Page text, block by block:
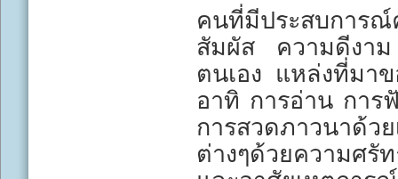
คนที่มีประสบการ
สัมผัส ความดีงา
ตนเอง แหล่งที่มา
อาทิ การอ่าน การ
การสวดภาวนาด้
ต่างๆด้วยความศรั